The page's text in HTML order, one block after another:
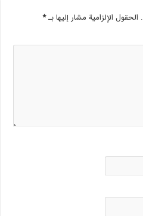
الحقول الإلزامية مشار إليها بـ*